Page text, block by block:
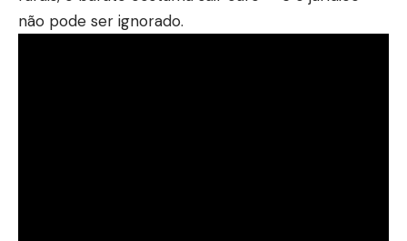
não pode ser ignorado.